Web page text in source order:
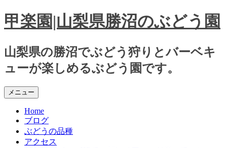
コ
ン
ン
ツ
へ
キ
ッ
甲楽園|山梨県勝沼のぶどう園
山梨県の勝沼でぶどう狩りとバーベキ
ューが楽しめるぶどう園です。
メニュー
Home
ブログ
ぶどうの品種
アクセス